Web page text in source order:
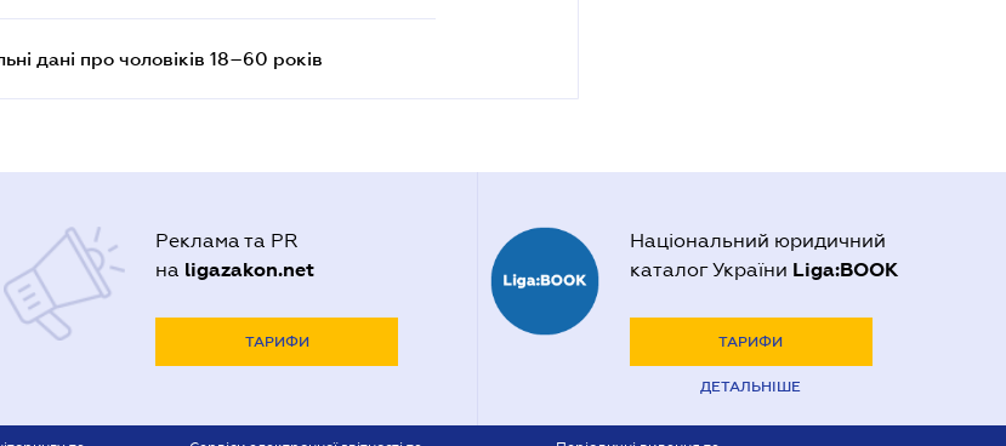
дані про чоловіків 18–60 років
Реклама та PR
на ligazakon.net
ТАРИФИ
Національний юридичний
каталог України Liga:BOOK
ТАРИФИ
ДЕТАЛЬНІШЕ